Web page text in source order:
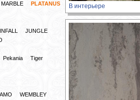
MARBLE
PLATANUS
JUNGLE
Pekania Tiger
WEMBLEY
В интерьере